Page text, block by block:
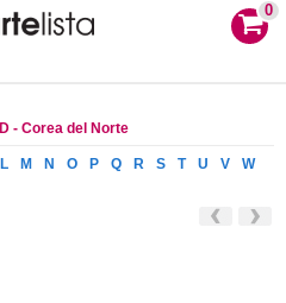
0
D - Corea del Norte
L M N O P Q R S T U V
W